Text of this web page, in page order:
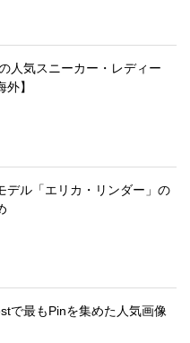
人気スニーカー・レディー
】
デル「エリカ・リンダー」の
で最もPinを集めた人気画像